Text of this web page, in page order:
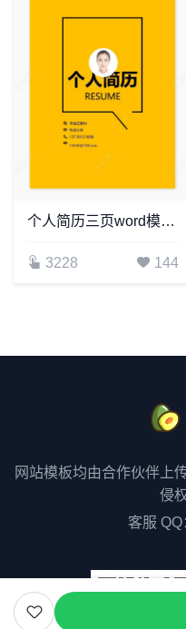
个人简历三页word模板封面自荐信(20)
3228 144
网站模板均由合作伙伴上
侵
客服